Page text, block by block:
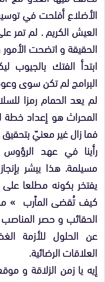
الأضلاع أفلحت في
العيش الكريم . لم تمر
الحقيقة و اتضحت
ابتدأ الفتك
البرامج لم تكن سوى
لم يعد الحمام رمزا
المحراث هو إعداد خطة
فما زال غير معنيّ بتحقيق
رأينا في عهد
مسيلمة. هذا يبشر
يفتخر بكونه مطلعا
كيف تُقضى المٱرب »
الحقائب و حصر
عن الحلول للأزمة
العلاقات الرضائية.
إيه يا زمن الزلاقة و